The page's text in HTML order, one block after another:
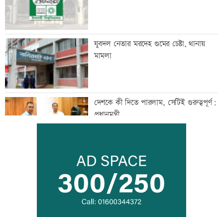
যুবদল নেতার মরদেহ গুমের চেষ্টা, থানায়
মামলা
দেশকে কী দিতে পারলাম, সেটিই গুরুত্বপূর্ণ:
প্রধানমন্ত্রী
ভেজা চুলে ঘুমাচ্ছেন? জানুন এর প্রভাব